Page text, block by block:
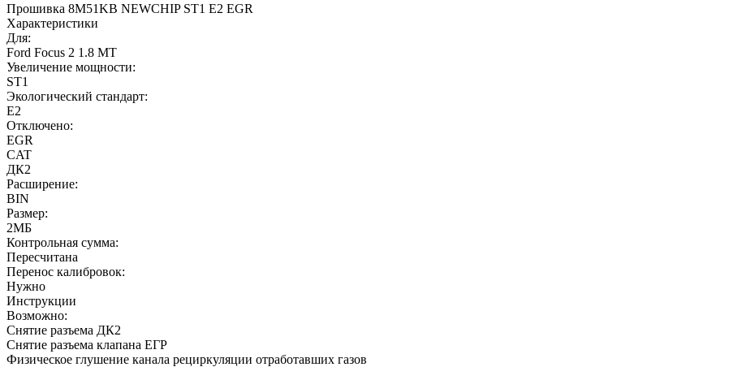
Прошивка 8M51KB NEWCHIP ST1 E2 EGR
Характеристики
Для:
Ford Focus 2 1.8 MT
Увеличение мощности:
ST1
Экологический стандарт:
E2
Отключено:
EGR
CAT
ДК2
Расширение:
BIN
Размер:
2МБ
Контрольная сумма:
Пересчитана
Перенос калибровок:
Нужно
Инструкции
Возможно:
Снятие разъема ДК2
Снятие разъема клапана ЕГР
Физическое глушение канала рециркуляции отработавших газов